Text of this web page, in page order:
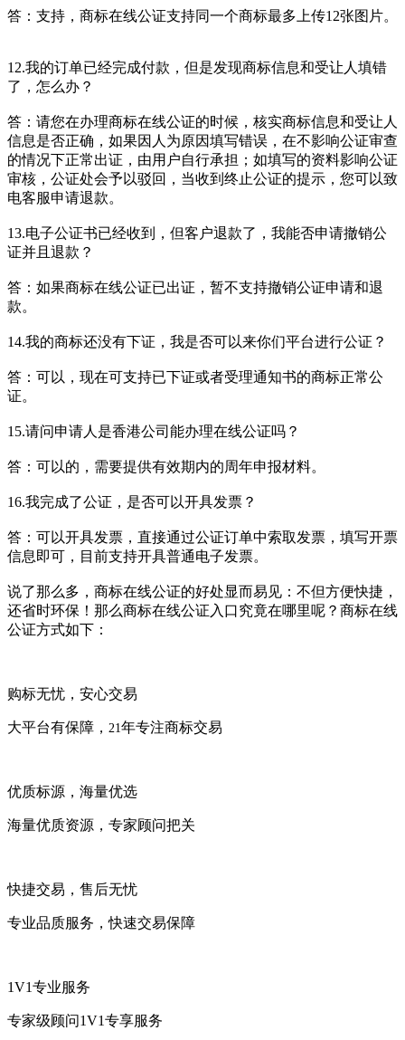
答：支持，商标在线公证支持同一个商标最多上传12张图片。
12.我的订单已经完成付款，但是发现商标信息和受让人填错
了，怎么办？
答：请您在办理商标在线公证的时候，核实商标信息和受让人
信息是否正确，如果因人为原因填写错误，在不影响公证审查
的情况下正常出证，由用户自行承担；如填写的资料影响公证
审核，公证处会予以驳回，当收到终止公证的提示，您可以致
电客服申请退款。
13.电子公证书已经收到，但客户退款了，我能否申请撤销公
证并且退款？
答：如果商标在线公证已出证，暂不支持撤销公证申请和退
款。
14.我的商标还没有下证，我是否可以来你们平台进行公证？
答：可以，现在可支持已下证或者受理通知书的商标正常公
证。
15.请问申请人是香港公司能办理在线公证吗？
答：可以的，需要提供有效期内的周年申报材料。
16.我完成了公证，是否可以开具发票？
答：可以开具发票，直接通过公证订单中索取发票，填写开票
信息即可，目前支持开具普通电子发票。
说了那么多，商标在线公证的好处显而易见：不但方便快捷，
还省时环保！那么商标在线公证入口究竟在哪里呢？商标在线
公证方式如下：
购标无忧，安心交易
大平台有保障， 21年专注商标交易
优质标源，海量优选
海量优质资源，专家顾问把关
快捷交易，售后无忧
专业品质服务，快速交易保障
1V1专业服务
专家级顾问1V1专享服务